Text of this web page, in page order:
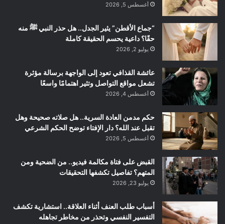
أغسطس 5, 2026
“جماع الأقطن” يثير الجدل.. هل حذر النبي ﷺ منه
حقًا؟ داعية يحسم الحقيقة كاملة
يوليو 2, 2026
عائشة القذافي تعود إلى الواجهة برسالة مؤثرة
تشعل مواقع التواصل وتثير اهتمامًا واسعًا
أغسطس 4, 2026
حكم مدمن العادة السرية.. هل صلاته صحيحة وهل
تقبل عند الله؟ دار الإفتاء توضح الحكم الشرعي
أغسطس 5, 2026
القبض على فتاة مكالمة فيديو.. من الضحية ومن
المتهم؟ تفاصيل تكشفها التحقيقات
يوليو 23, 2026
أسباب طلب العنف أثناء العلاقة.. استشارية تكشف
التفسير النفسي وتحذر من مخاطر تجاهله